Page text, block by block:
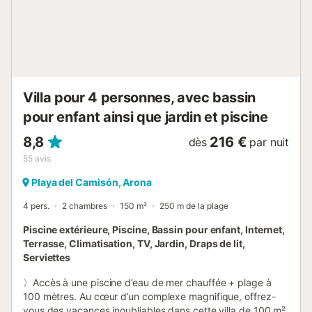
Villa pour 4 personnes, avec bassin
pour enfant ainsi que jardin et piscine
8,8
55 avis
dès 216 € par nuit
Playa del Camisón, Arona
4 pers. 2 chambres 150 m² 250 m de la plage
Piscine extérieure, Piscine, Bassin pour enfant, Internet,
Terrasse, Climatisation, TV, Jardin, Draps de lit,
Serviettes
〉Accès à une piscine d’eau de mer chauffée + plage à
100 mètres. Au cœur d’un complexe magnifique, offrez-